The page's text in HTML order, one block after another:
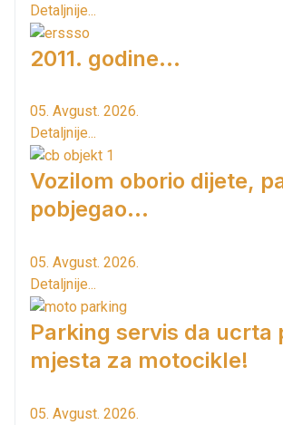
Detaljnije...
2011. godine...
05. Avgust. 2026.
Detaljnije...
Vozilom oborio dijete,
pobjegao...
05. Avgust. 2026.
Detaljnije...
Parking servis da ucrta
mjesta za motocikle!
05. Avgust. 2026.